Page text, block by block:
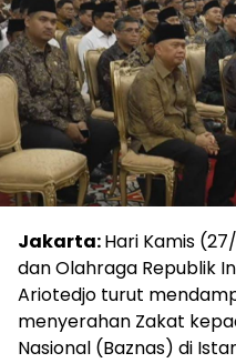
Jakarta:Hari Kamis
dan Olahraga Republik
Ariotedjo turut
menyerahan Zakat
Nasional (Baznas) di